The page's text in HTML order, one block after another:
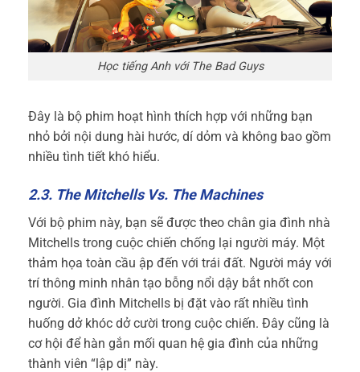
Học tiếng Anh với The Bad Guys
Đây là bộ phim hoạt hình thích hợp với những bạn
nhỏ bởi nội dung hài hước, dí dỏm và không bao gồm
nhiều tình tiết khó hiểu.
2.3. The Mitchells Vs. The Machines
Với bộ phim này, bạn sẽ được theo chân gia đình nhà
Mitchells trong cuộc chiến chống lại người máy. Một
thảm họa toàn cầu ập đến với trái đất. Người máy với
trí thông minh nhân tạo bỗng nổi dậy bắt nhốt con
người. Gia đình Mitchells bị đặt vào rất nhiều tình
huống dở khóc dở cười trong cuộc chiến. Đây cũng là
cơ hội để hàn gắn mối quan hệ gia đình của những
thành viên “lập dị” này.